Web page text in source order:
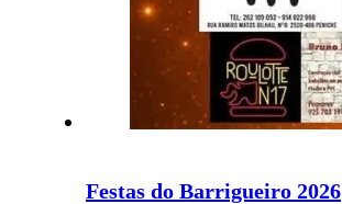
Festas do Barrigueiro 2026